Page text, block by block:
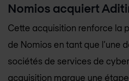
Nomios acquiert
Cette acquisition renforce la
de Nomios en tant que l’une
sociétés de services de
acquisition marque une